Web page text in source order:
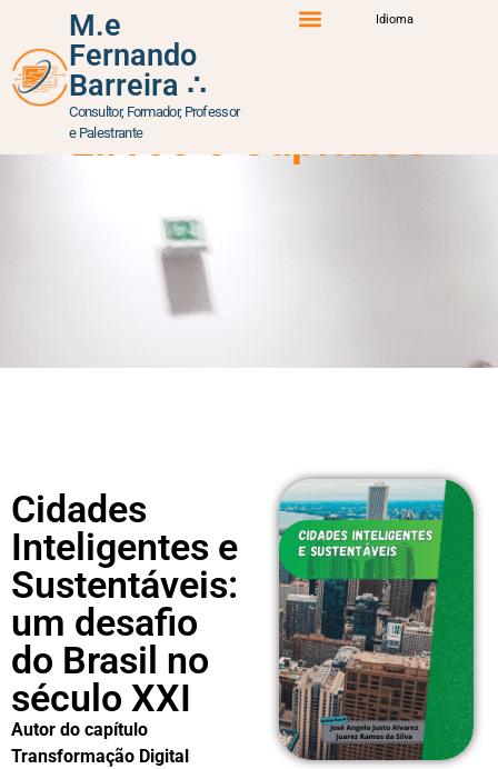
M.e
Fernando
Barreira ∴
Consultor, Formador, Professor
e Palestrante
Idioma
Lirvos e Capítulos
Cidades
Inteligentes e
Sustentáveis:
um desafio
do Brasil no
século XXI
Autor do capítulo
Transformação Digital